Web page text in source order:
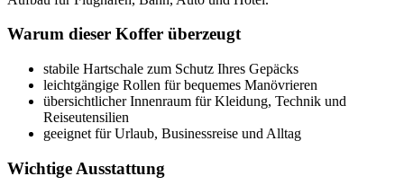
Warum dieser Koffer überzeugt
stabile Hartschale zum Schutz Ihres Gepäcks
leichtgängige Rollen für bequemes Manövrieren
übersichtlicher Innenraum für Kleidung, Technik und
Reiseutensilien
geeignet für Urlaub, Businessreise und Alltag
Wichtige Ausstattung